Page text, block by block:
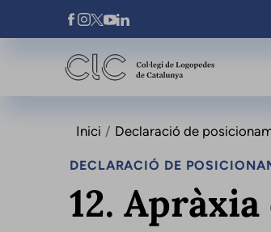
Vés al contingut
Xarxes Socials
Inici Declaració de
DECLARACIÓ DE
12.